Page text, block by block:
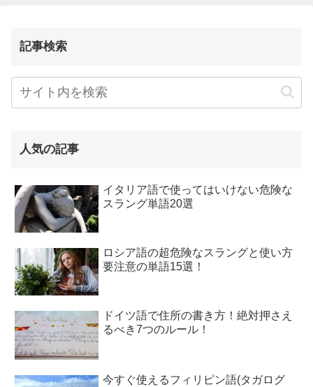
記事検索
人気の記事
イタリア語で使ってはいけない危険な
スラング単語20選
ロシア語の超危険なスラングと使い方
要注意の単語15選！
ドイツ語で住所の書き方！絶対押さえ
るべき7つのルール！
今すぐ使えるフィリピン語(タガログ